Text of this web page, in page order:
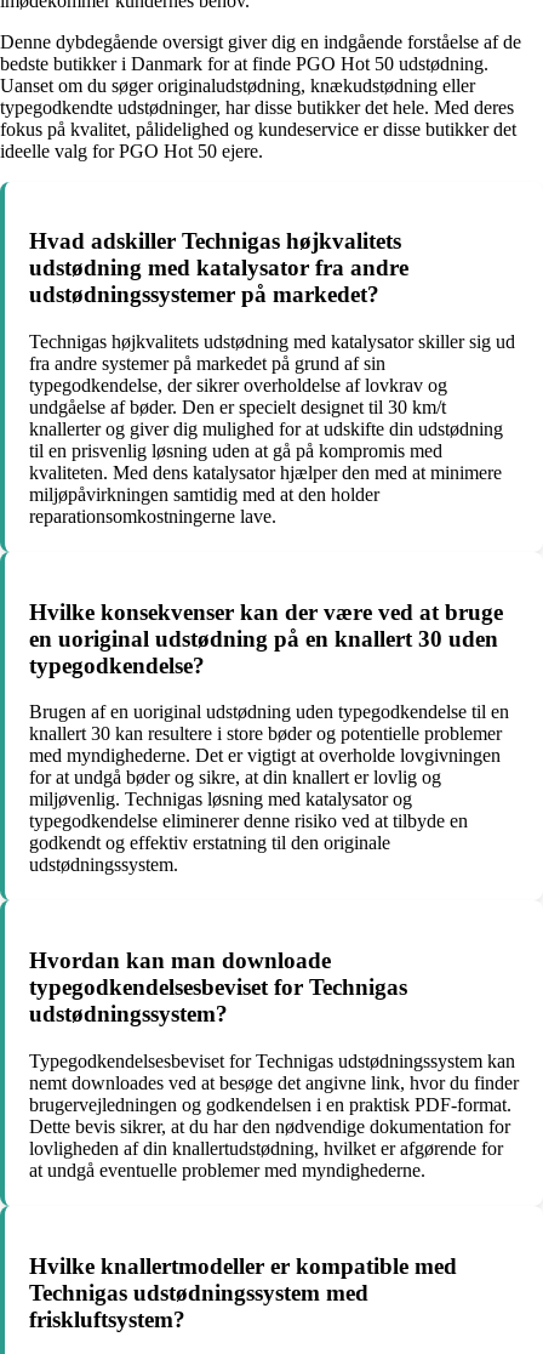
Denne dybdegående oversigt giver dig en indgående forståelse af de
bedste butikker i Danmark for at finde PGO Hot 50 udstødning.
Uanset om du søger originaludstødning, knækudstødning eller
typegodkendte udstødninger, har disse butikker det hele. Med deres
fokus på kvalitet, pålidelighed og kundeservice er disse butikker det
ideelle valg for PGO Hot 50 ejere.
Hvad adskiller Technigas højkvalitets
udstødning med katalysator fra andre
udstødningssystemer på markedet?
Technigas højkvalitets udstødning med katalysator skiller sig ud
fra andre systemer på markedet på grund af sin
typegodkendelse, der sikrer overholdelse af lovkrav og
undgåelse af bøder. Den er specielt designet til 30 km/t
knallerter og giver dig mulighed for at udskifte din udstødning
til en prisvenlig løsning uden at gå på kompromis med
kvaliteten. Med dens katalysator hjælper den med at minimere
miljøpåvirkningen samtidig med at den holder
reparationsomkostningerne lave.
Hvilke konsekvenser kan der være ved at bruge
en uoriginal udstødning på en knallert 30 uden
typegodkendelse?
Brugen af en uoriginal udstødning uden typegodkendelse til en
knallert 30 kan resultere i store bøder og potentielle problemer
med myndighederne. Det er vigtigt at overholde lovgivningen
for at undgå bøder og sikre, at din knallert er lovlig og
miljøvenlig. Technigas løsning med katalysator og
typegodkendelse eliminerer denne risiko ved at tilbyde en
godkendt og effektiv erstatning til den originale
udstødningssystem.
Hvordan kan man downloade
typegodkendelsesbeviset for Technigas
udstødningssystem?
Typegodkendelsesbeviset for Technigas udstødningssystem kan
nemt downloades ved at besøge det angivne link, hvor du finder
brugervejledningen og godkendelsen i en praktisk PDF-format.
Dette bevis sikrer, at du har den nødvendige dokumentation for
lovligheden af din knallertudstødning, hvilket er afgørende for
at undgå eventuelle problemer med myndighederne.
Hvilke knallertmodeller er kompatible med
Technigas udstødningssystem med
friskluftsystem?